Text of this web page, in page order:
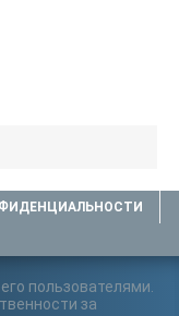
пользователями.
за